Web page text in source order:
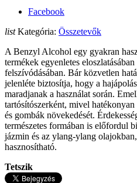
Facebook
list Kategória: Összetevők
A Benzyl Alcohol egy gyakran
termékek egyenletes
felszívódásában. Bár közvetlen
jelenléte biztosítja, hogy a
maradjanak a használat során.
tartósítószerként, mivel
és gombák növekedését.
természetes formában is előfordul
jázmin és az ylang-ylang
hasznosítható.
Tetszik